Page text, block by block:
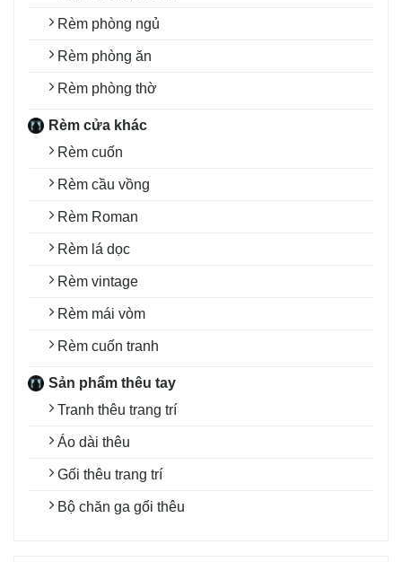
Rèm phòng ngủ
Rèm phòng ăn
Rèm phòng thờ
Rèm cửa khác
Rèm cuốn
Rèm cầu vồng
Rèm Roman
Rèm lá dọc
Rèm vintage
Rèm mái vòm
Rèm cuốn tranh
Sản phẩm thêu tay
Tranh thêu trang trí
Áo dài thêu
Gối thêu trang trí
Bộ chăn ga gối thêu